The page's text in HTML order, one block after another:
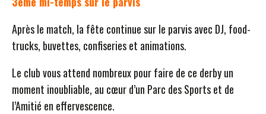
Après le match, la fête continue sur le parvis avec DJ, food-
trucks, buvettes, confiseries et animations.
Le club vous attend nombreux pour faire de ce derby un
moment inoubliable, au cœur d’un Parc des Sports et de
l’Amitié en effervescence.